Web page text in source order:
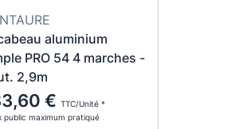
aluminium
PRO 54 4 marches -
2,9m
€ TTC/Unité *
public maximum pratiqué